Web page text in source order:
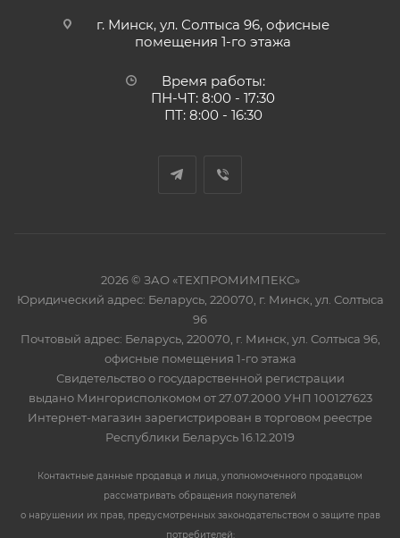
г. Минск, ул. Солтыса 96, офисные
помещения 1-го этажа
Время работы:
ПН-ЧТ: 8:00 - 17:30
ПТ: 8:00 - 16:30
2026 © ЗАО «ТЕХПРОМИМПЕКС»
Юридический адрес: Беларусь, 220070, г. Минск, ул. Солтыса
96
Почтовый адрес: Беларусь, 220070, г. Минск, ул. Солтыса 96,
офисные помещения 1-го этажа
Свидетельство о государственной регистрации
выдано Мингорисполкомом от 27.07.2000 УНП 100127623
Интернет-магазин зарегистрирован в торговом реестре
Республики Беларусь 16.12.2019
Контактные данные продавца и лица, уполномоченного продавцом
рассматривать обращения покупателей
о нарушении их прав, предусмотренных законодательством о защите прав
потребителей: